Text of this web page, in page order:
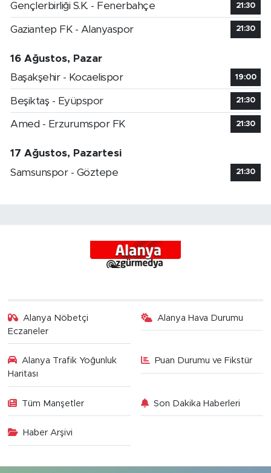
Gençlerbirliği S.K. - Fenerbahçe 21:30
Gaziantep FK - Alanyaspor 21:30
16 Ağustos, Pazar
Başakşehir - Kocaelispor
19:00
Beşiktaş - Eyüpspor 21:30
Amed - Erzurumspor FK 21:30
17 Ağustos, Pazartesi
Samsunspor - Göztepe
21:30
Alanya Nöbetçi
Eczaneler
Alanya Hava Durumu
Alanya Trafik Yoğunluk
Haritası
Puan Durumu ve Fikstür
Tüm Manşetler Son Dakika Haberleri
Haber Arşivi